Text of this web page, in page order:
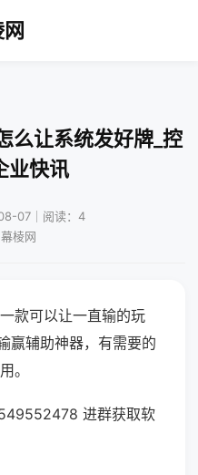
么让系统发好牌_控
业快讯
07｜阅读：4
棱网
款可以让一直输的玩
赢辅助神器，有需要的
。
进群获取软